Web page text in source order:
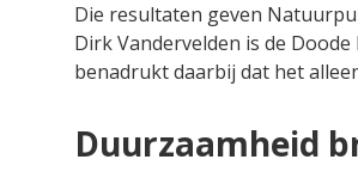
Die resultaten geven
Dirk Vandervelden is de
benadrukt daarbij dat het
Duurzaamheid